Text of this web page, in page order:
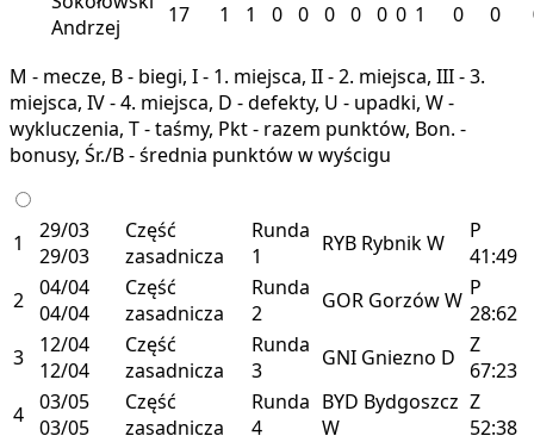
Andrzej
17 1 1 0 0 0 0 0 0 1 0 0
M - mecze, B - biegi, I - 1. miejsca, II - 2. miejsca, III - 3.
miejsca, IV - 4. miejsca, D - defekty, U - upadki, W -
wykluczenia, T - taśmy, Pkt - razem punktów, Bon. -
bonusy, Śr./B - średnia punktów w wyścigu
1
29/03
29/03
Część
zasadnicza
Runda
1
RYB RybnikW
P
41:49
2 04/04
04/04
Część
zasadnicza
Runda
2
GOR GorzówW P
28:62
3
12/04
12/04
Część
zasadnicza
Runda
3
GNI Gniezno D Z
67:23
4 03/05
03/05
Część
zasadnicza
Runda
4
BYD Bydgoszcz
W
Z
52:38